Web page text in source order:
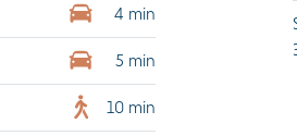
4 min
5 min
10 min